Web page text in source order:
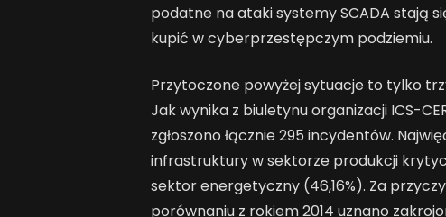
podatne na ataki systemy SCADA stają
kupić w cyberprzestępczym podziemiu.
Przytoczone powyżej sytuacje to tylko
Jak wynika z biuletynu organizacji ICS-
zgłoszono łącznie 295 incydentów.
infrastruktury w sektorze produkcji
sektor energetyczny (46,16%). Za
porównaniu z rokiem 2014 uznano